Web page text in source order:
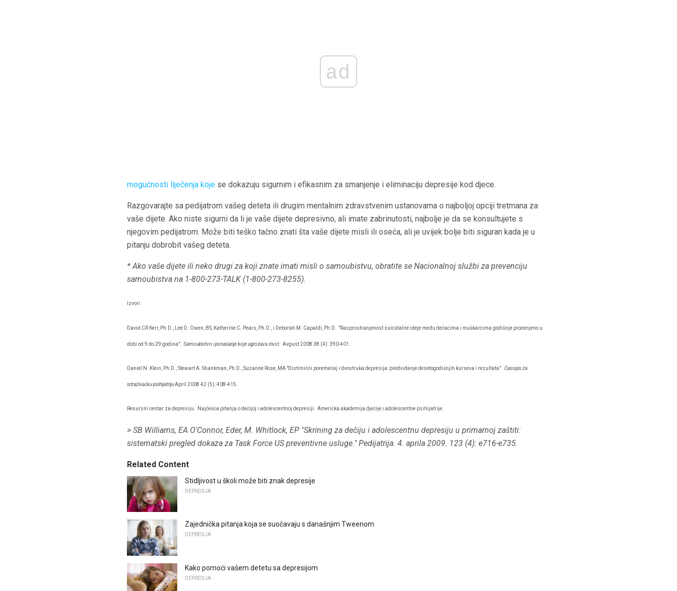
ad
mogućnosti liječenja koje se dokazuju sigurnim i efikasnim za smanjenje i eliminaciju depresije kod djece.
Razgovarajte sa pedijatrom vašeg deteta ili drugim mentalnim zdravstvenim ustanovama o najboljoj opciji tretmana za
vaše dijete. Ako niste sigurni da li je vaše dijete depresivno, ali imate zabrinutosti, najbolje je da se konsultujete s
njegovim pedijatrom. Može biti teško tačno znati šta vaše dijete misli ili oseća, ali je uvijek bolje biti siguran kada je u
pitanju dobrobit vašeg deteta.
* Ako vaše dijete ili neko drugi za koji znate imati misli o samoubistvu, obratite se Nacionalnoj službi za prevenciju
samoubistva na 1-800-273-TALK (1-800-273-8255).
Izvori:
David CR Kerr, Ph.D., Lee D. Owen, BS, Katherine C. Pears, Ph.D., i Deborah M. Capaldi, Ph.D. "Rasprostranjenost suicidalne ideje među dečacima i muškarcima godišnje procenjeno u
dobi od 9 do 29 godina". Samoubistvo i ponašanje koje ugrožava život. Avgust 2008 38 (4): 390-401.
Daniel N. Klein, Ph.D., Stewart A. Shankman, Ph.D., Suzanne Rose, MA "Distimični poremećaj i dvostruka depresija: predviđanje desetogodišnjih kurseva i rezultata". Časopis za
istraživačku psihijatrijuApril 2008 42 (5): 408-415.
Resursni centar za depresiju. Najčešća pitanja o dečijoj i adolescentnoj depresiji. Američka akademija dječije i adolescentne psihijatrije.
> SB Williams, EA O'Connor, Eder, M. Whitlock, EP "Skrining za dečiju i adolescentnu depresiju u primarnoj zaštiti:
sistematski pregled dokaza za Task Force US preventivne usluge." Pedijatrija. 4. aprila 2009. 123 (4): e716-e735.
Related Content
Stidljivost u školi može biti znak depresije
DEPRESIJA
Zajednička pitanja koja se suočavaju s današnjim Tweenom
DEPRESIJA
Kako pomoći vašem detetu sa depresijom
DEPRESIJA